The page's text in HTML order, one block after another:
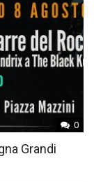
0
Grandi